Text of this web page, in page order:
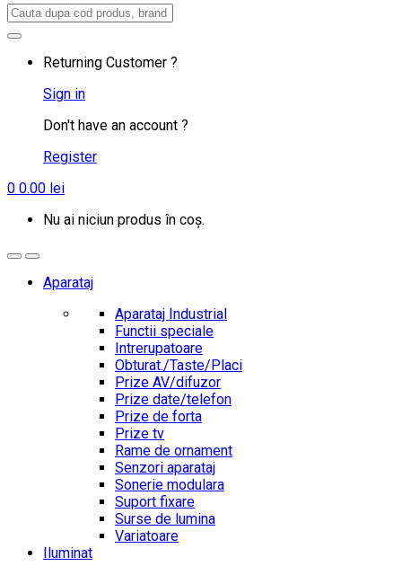
Search
Returning Customer ?
Sign in
Don't have an account ?
Register
0 0.00 lei
Nu ai niciun produs în coș.
Aparataj
Aparataj Industrial
Functii speciale
Intrerupatoare
Obturat./Taste/Placi
Prize AV/difuzor
Prize date/telefon
Prize de forta
Prize tv
Rame de ornament
Senzori aparataj
Sonerie modulara
Suport fixare
Surse de lumina
Variatoare
Iluminat